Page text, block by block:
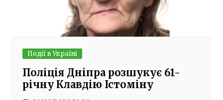
Події в Україні
Поліція Дніпра розшукує 61-
річну Клавдію Істоміну